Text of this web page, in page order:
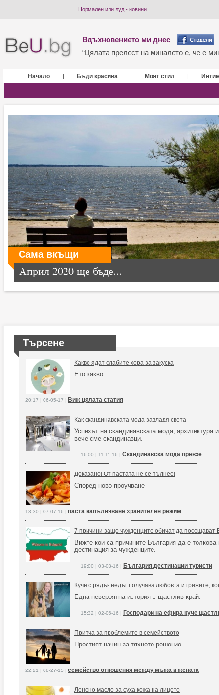
Нормален или луд - новини
Вдъхновението ми днес
“Цялата прелест на миналото е, че е
Начало | Бъди красива | Моят стил |
Сама вкъщи
Април 2020 ще бъде...
Търсене
Какво ядат слабите хора за закуска
Ето какво
20:17 | 06-05-17 | Виж цялата статия
Как скандинавската мода завладя света
Успехът на скандинавската мода, архитектура
вече сме скандинавци.
16:00 | 11-11-16 | Скандинавска мода превзе
Доказано! От пастата не се пълнее!
Според ново проучване
13:30 | 07-07-16 | паста напълняване хранителен режим
7 причини защо чужденците обичат да посещават
Вижте кои са причините България да е
дестинация за чужденците.
19:00 | 03-03-16 | България дестинации туристи
Куче с рядък недъг получава любовта и грижите,
Една невероятна история с щастлив край.
15:32 | 02-06-16 | Господари на ефира куче
Притча за проблемите в семейството
Простият начин за тяхното решение
22:21 | 08-27-15 | семейство отношения между мъжа и жената
Ленено масло за суха кожа на лицето